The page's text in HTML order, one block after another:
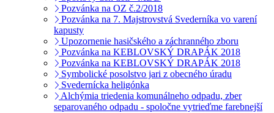
Pozvánka na OZ č.2/2018
Pozvánka na 7. Majstrovstvá Svederníka vo varení
kapusty
Upozornenie hasičského a záchranného zboru
Pozvánka na KEBLOVSKÝ DRAPÁK 2018
Pozvánka na KEBLOVSKÝ DRAPÁK 2018
Symbolické posolstvo jari z obecného úradu
Svedernícka heligónka
Alchýmia triedenia komunálneho odpadu, zber
separovaného odpadu - spoločne vytrieďme farebnejší